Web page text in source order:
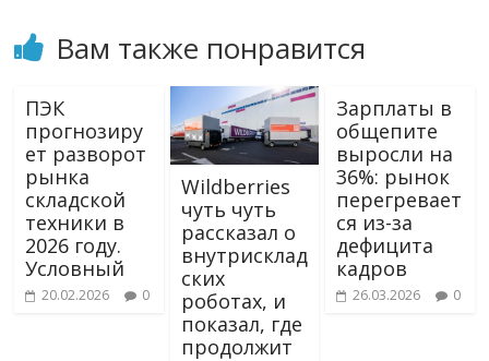
Вам также понравится
ПЭК
прогнозиру
ет разворот
рынка
складской
техники в
2026 году.
Условный
20.02.2026 0
Wildberries
чуть чуть
рассказал о
внутрисклад
ских
роботах, и
показал, где
продолжит
Зарплаты в
общепите
выросли на
36%: рынок
перегревает
ся из-за
дефицита
кадров
26.03.2026 0